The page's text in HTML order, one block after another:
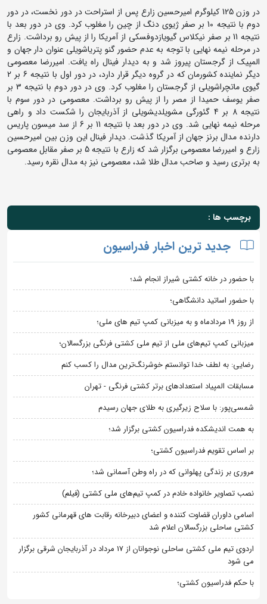
در وزن 125 کیلوگرم امیرحسین زارع پس از استراحت در دور نخست، در دور
دوم با نتیجه 10 بر صفر ژیوی دنگ از چین را مغلوب کرد. وی در دور بعد با
نتیجه 11 بر صفر نیکلاس گیویازدوفسکی از آمریکا را از پیش رو برداشت. زارع
در مرحله نیمه نهایی با توجه به عدم حضور گنو پتریاشویلی عنوان دار جهان و
المپیک از گرجستان پیروز شد و به دیدار فینال راه یافت. امیررضا معصومی
دیگر نماینده کشورمان که در گروه دیگر قرار دارد، در دور اول با نتیجه 6 بر 2
گیوی ماتچراشویلی از گرجستان را مغلوب کرد. وی در دور دوم با نتیجه 3 بر
صفر یوسف حمیدا از مصر را از پیش رو برداشت. معصومی در دور سوم با
نتیجه 8 بر 4 گئورگی مشویلدیشویلی از آذربایجان را شکست داد و راهی
مرحله نیمه نهایی شد. وی در دور بعد با نتیجه 11 بر 6 از سد میسون پاریس
دارنده مدال برنز جهان از آمریکا گذشت. دیدار فینال این وزن بین امیرحسین
زارع و امیررضا معصومی برگزار شد که زارع با نتیجه 5 بر صفر مقابل معصومی
به برتری رسید و صاحب مدال طلا شد، معصومی نیز به مدال نقره رسید.
برچسب ها :
جدید ترین اخبار فدراسیون
با حضور در خانه کشتی شیراز انجام شد؛
با حضور اساتید دانشگاهی؛
از روز 19 مردادماه و به میزبانی کمپ تیم های ملی؛
میزبانی کمپ تیم‌های ملی از تیم ملی کشتی فرنگی بزرگسالان؛
رضایی: به لطف خدا توانستم خوشرنگ‌ترین مدال را کسب کنم
مسابقات المپیاد استعدادهای برتر کشتی فرنگی - تهران
شمسی‌پور: با سلاح زیرگیری به طلای جهان رسیدم
به همت اندیشکده فدراسیون کشتی برگزار شد؛
بر اساس تقویم فدراسیون کشتی؛
مروری بر زندگی پهلوانی که در راه وطن آسمانی شد؛
نصب تصاویر خانواده خادم در کمپ تیم‌های ملی کشتی (فیلم)
اسامی داوران قضاوت کننده و اعضای دبیرخانه رقابت های قهرمانی کشور
کشتی ساحلی بزرگسالان اعلام شد
اردوی تیم ملی کشتی ساحلی نوجوانان از 17 مرداد در آذربایجان شرقی برگزار
می شود
با حکم فدراسیون کشتی؛